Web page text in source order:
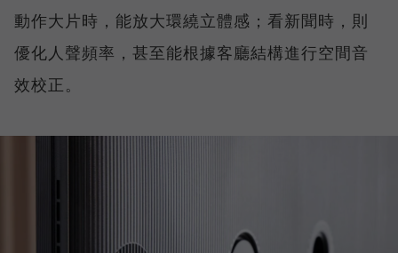
動作大片時，能放大環繞立體感；看新聞時，則
優化人聲頻率，甚至能根據客廳結構進行空間音
效校正。